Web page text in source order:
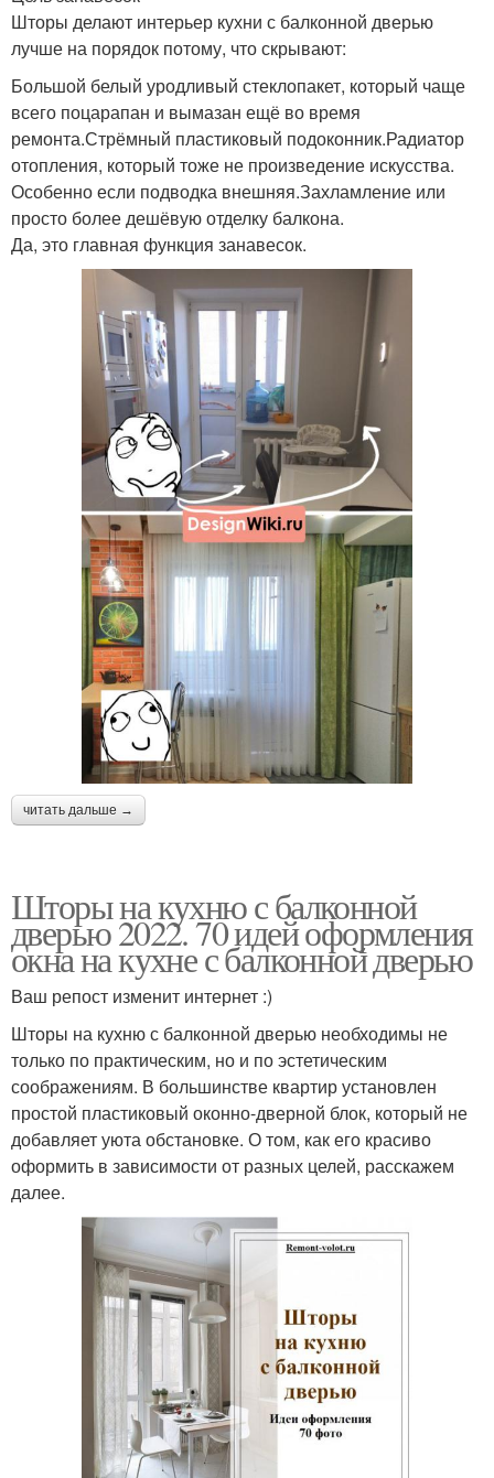
Шторы делают интерьер кухни с балконной дверью
лучше на порядок потому, что скрывают:
Большой белый уродливый стеклопакет, который чаще
всего поцарапан и вымазан ещё во время
ремонта.Стрёмный пластиковый подоконник.Радиатор
отопления, который тоже не произведение искусства.
Особенно если подводка внешняя.Захламление или
просто более дешёвую отделку балкона.
Да, это главная функция занавесок.
читать дальше →
Шторы на кухню с балконной
дверью 2022. 70 идей оформления
окна на кухне с балконной дверью
Ваш репост изменит интернет :)
Шторы на кухню с балконной дверью необходимы не
только по практическим, но и по эстетическим
соображениям. В большинстве квартир установлен
простой пластиковый оконно-дверной блок, который не
добавляет уюта обстановке. О том, как его красиво
оформить в зависимости от разных целей, расскажем
далее.